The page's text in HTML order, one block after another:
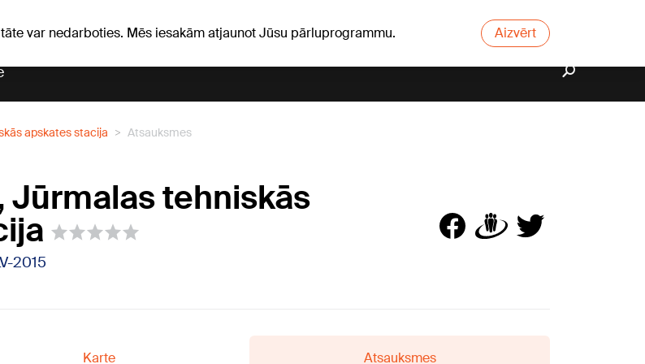
var nedarboties. Mēs iesakām atjaunot Jūsu pārluprogrammu. Aizvērt
apskates stacija Atsauksmes
Jūrmalas tehniskās
2015
Karte Atsauksmes